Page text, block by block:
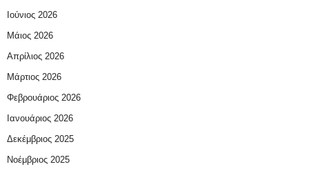
Ιούνιος 2026
Μάιος 2026
Απρίλιος 2026
Μάρτιος 2026
Φεβρουάριος 2026
Ιανουάριος 2026
Δεκέμβριος 2025
Νοέμβριος 2025